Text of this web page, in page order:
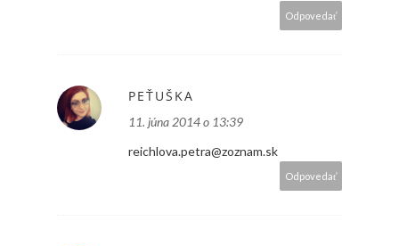
Odpovedať
PEŤUŠKA
11. júna 2014 o 13:39
reichlova.petra@zoznam.sk
Odpovedať